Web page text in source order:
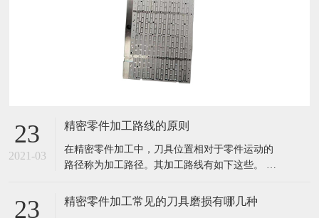
23
2021-03
精密零件加工路线的原则
在精密零件加工中，刀具位置相对于零件运动的
路径称为加工路径。其加工路线有如下这些。 孔
具自快进转为工进时，刀尖点位置与孔上表面之
23 精密零件加工常见的刀具磨损有哪几种